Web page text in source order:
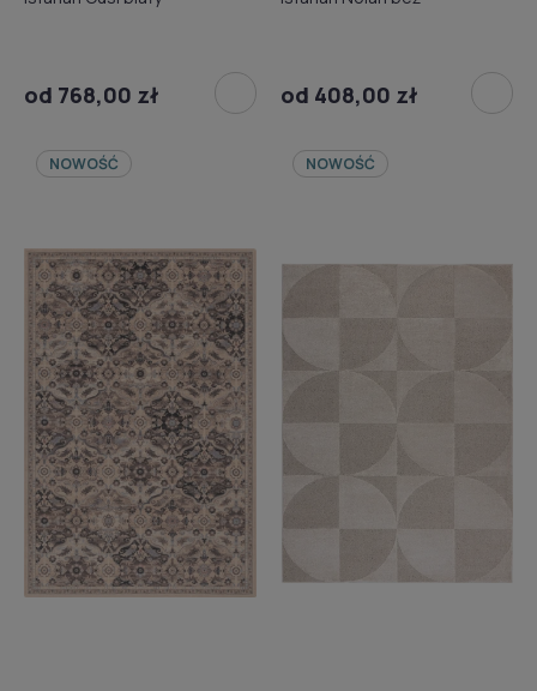
od 768,00 zł od 408,00 zł
NOWOŚĆ NOWOŚĆ